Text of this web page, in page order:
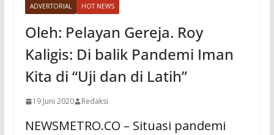
ADVERTORIAL HOT NEWS
Oleh: Pelayan Gereja. Roy
Kaligis: Di balik Pandemi Iman
Kita di “Uji dan di Latih”
19 Juni 2020 Redaksi
NEWSMETRO.CO – Situasi pandemi